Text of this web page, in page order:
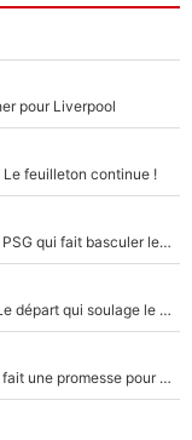
pour Liverpool
feuilleton continue !
Akliouche, Mika Godts... La semaine à 100M€ du PSG qui fait basculer le mercato du PSG !
Climat toxique et affaire de harcèlement à l’OM : Le départ qui soulage le vestiaire de Bruno Genesio
«Très, très agréablement surpris» : Bruno Genesio fait une promesse pour la suite du mercato de l’OM et rassure les supporters